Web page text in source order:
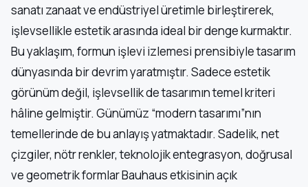
sanatı zanaat ve endüstriyel üretimle birleştirerek,
işlevsellikle estetik arasında ideal bir denge kurmaktır.
Bu yaklaşım, formun işlevi izlemesi prensibiyle tasarım
dünyasında bir devrim yaratmıştır. Sadece estetik
görünüm değil, işlevsellik de tasarımın temel kriteri
hâline gelmiştir. Günümüz “modern tasarımı”nın
temellerinde de bu anlayış yatmaktadır. Sadelik, net
çizgiler, nötr renkler, teknolojik entegrasyon, doğrusal
ve geometrik formlar Bauhaus etkisinin açık